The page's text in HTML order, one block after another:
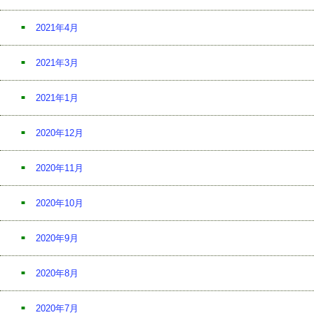
2021年4月
2021年3月
2021年1月
2020年12月
2020年11月
2020年10月
2020年9月
2020年8月
2020年7月